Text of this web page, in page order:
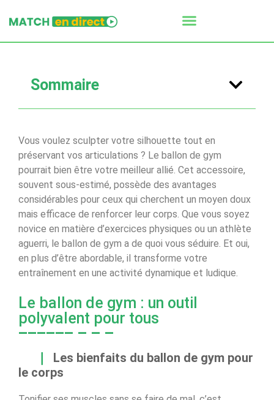
Sommaire
Vous voulez sculpter votre silhouette tout en
préservant vos articulations ? Le ballon de gym
pourrait bien être votre meilleur allié. Cet accessoire,
souvent sous-estimé, possède des avantages
considérables pour ceux qui cherchent un moyen doux
mais efficace de renforcer leur corps. Que vous soyez
novice en matière d’exercices physiques ou un athlète
aguerri, le ballon de gym a de quoi vous séduire. Et oui,
en plus d’être abordable, il transforme votre
entraînement en une activité dynamique et ludique.
Le ballon de gym : un outil
polyvalent pour tous
Les bienfaits du ballon de gym pour
le corps